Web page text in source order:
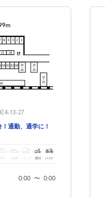
4-13-27
通勤、通学に！
SUV 大型車 トラック 原付 バイク
0:00 〜 0:00